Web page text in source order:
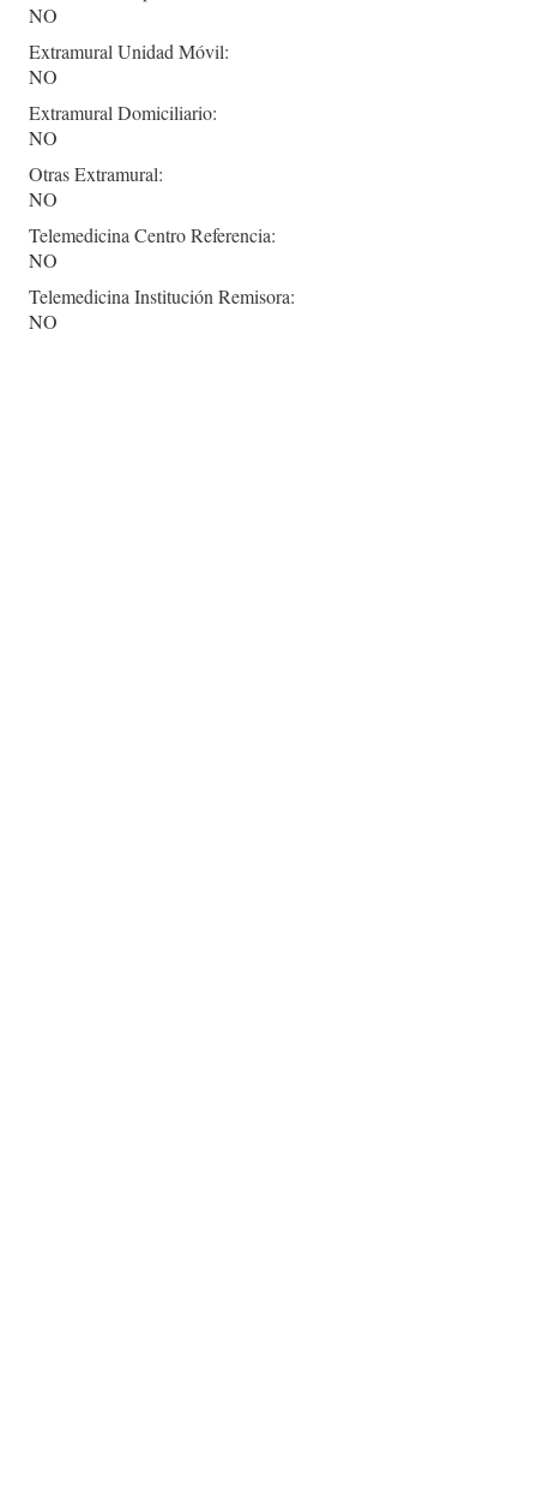
NO
Extramural Unidad Móvil:
NO
Extramural Domiciliario:
NO
Otras Extramural:
NO
Telemedicina Centro Referencia:
NO
Telemedicina Institución Remisora:
NO